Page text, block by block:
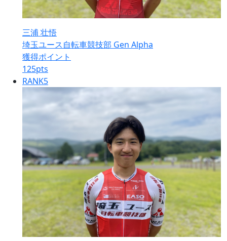
三浦 壮悟
埼玉ユース自転車競技部 Gen Alpha
獲得ポイント
125pts
RANK5